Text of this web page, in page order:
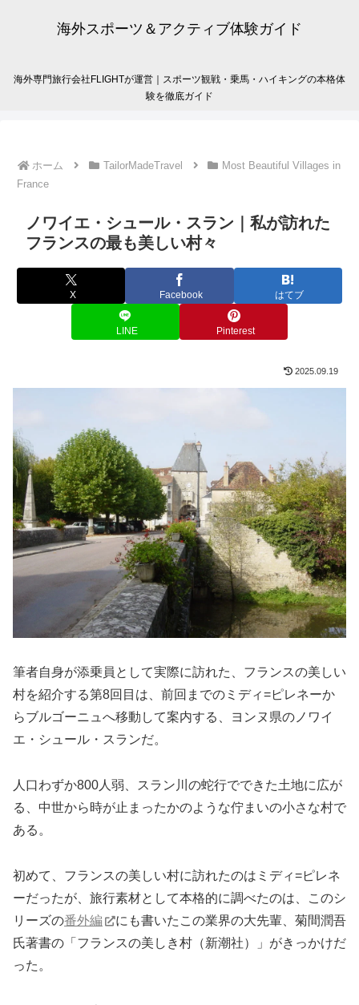
海外スポーツ＆アクティブ体験ガイド
海外専門旅行会社FLIGHTが運営｜スポーツ観戦・乗馬・ハイキングの本格体
験を徹底ガイド
ホーム TailorMadeTravel
Most Beautiful Villages in
France
ノワイエ・シュール・スラン｜私が訪れた
フランスの最も美しい村々
X Facebook はてブ
LINE Pinterest
2025.09.19
筆者自身が添乗員として実際に訪れた、フランスの美しい
村を紹介する第8回目は、前回までのミディ=ピレネーか
らブルゴーニュへ移動して案内する、ヨンヌ県のノワイ
エ・シュール・スランだ。
人口わずか800人弱、スラン川の蛇行でできた土地に広が
る、中世から時が止まったかのような佇まいの小さな村で
ある。
初めて、フランスの美しい村に訪れたのはミディ=ピレネ
ーだったが、旅行素材として本格的に調べたのは、このシ
リーズの番外編
にも書いたこの業界の大先輩、菊間潤吾
氏著書の「フランスの美しき村（新潮社）」がきっかけだ
った。